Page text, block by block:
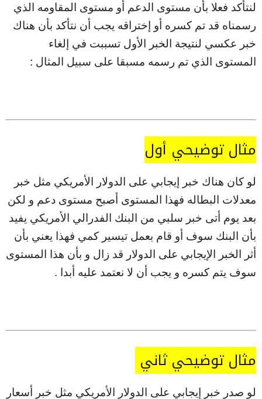
لنتأكد فعلا بأن مستوى الدعم أو مستوى المقاومه الذي
رسمناه قد تم كسره أو إختراقه يجب أن نتأكد بأن هناك
خبر عكسي لنتيجة الخبر الأول تسببت في إلغاء
المستوى الذي تم رسمه مسبقا على سبيل المثال :
مثال توضيحي أول
لو كان هناك خبر إيجابي على الدولار الأمريكي مثل خبر
معدلات البطاله فهذا المستوى أصبح مستوى دعم و لكن
بعد يوم أتى خبر سلبي من البنك الفدرالي الأمريكي يفيد
بأن البنك سوف أو قام بعمل تيسير كمي فهذا يعني بأن
أثر الخبر الإيجابي على الدولار قد زال و بأن هذا المستوى
سوف يتم كسره و يجب أن لا نعتمد عليه أبدا .
مثال توضيحي ثاني
لو صدر خبر إيجابي على الدولار الأمريكي مثل خبر أسعار